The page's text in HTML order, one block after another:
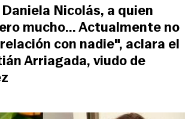
Nicolás, a quien
mucho... Actualmente no
con nadie", aclara el
Arriagada, viudo de